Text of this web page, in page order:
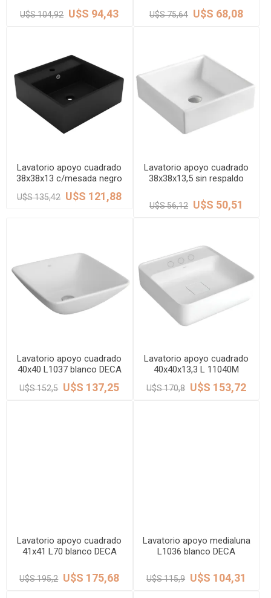
U$S 104,92 U$S 94,43 U$S 75,64 U$S 68,08
Lavatorio apoyo cuadrado
38x38x13 c/mesada negro
mate DMC
U$S 135,42 U$S 121,88
Lavatorio apoyo cuadrado
38x38x13,5 sin respaldo
U$S 56,12 U$S 50,51
Lavatorio apoyo cuadrado
40x40 L1037 blanco DECA
U$S 152,5 U$S 137,25
Lavatorio apoyo cuadrado
40x40x13,3 L 11040M
c/mesada blanco DECA
U$S 170,8 U$S 153,72
Lavatorio apoyo cuadrado
41x41 L70 blanco DECA
U$S 195,2 U$S 175,68
Lavatorio apoyo medialuna
L1036 blanco DECA
U$S 115,9 U$S 104,31